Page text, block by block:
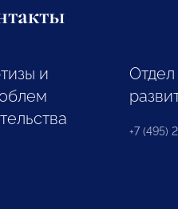
и
Отдел
+7 (495)